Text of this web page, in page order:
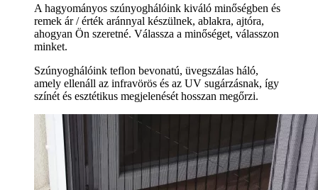
A hagyományos szúnyoghálóink kiváló minőségben és
remek ár / érték aránnyal készülnek, ablakra, ajtóra,
ahogyan Ön szeretné. Válassza a minőséget, válasszon
minket.
Szúnyoghálóink teflon bevonatú, üvegszálas háló,
amely ellenáll az infravörös és az UV sugárzásnak, így
színét és esztétikus megjelenését hosszan megőrzi.